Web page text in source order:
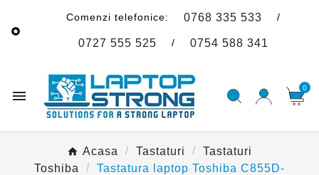

Comenzi telefonice: 0768 335 533
0727 555 525 / 0754 588 341
 0
Acasa Tastaturi
Tastaturi
Toshiba
Tastatura laptop Toshiba C855D-